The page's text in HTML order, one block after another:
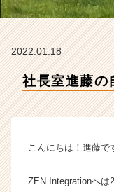
2022.01.18
社長室進藤の
こんにちは！進藤で
ZEN Integrationへは